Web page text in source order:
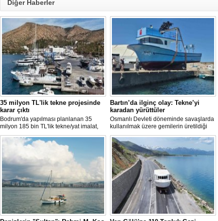
Diğer Haberler
35 milyon TL'lik tekne projesinde
karar çıktı
Bodrum'da yapılması planlanan 35
milyon 185 bin TL'lik tekne/yat imalat,
bakım-onarım ve çekek yeri projesinde
ÇED süreci sonlandırıldı. Bakanlık,
başvuru dosyasının yasal süre
içerisinde yeniden sunulmaması
üzerine süreci kapattı.
Bartın’da ilginç olay: Tekne’yi
karadan yürüttüler
Osmanlı Devleti döneminde savaşlarda
kullanılmak üzere gemilerin üretildiği
Bartın’ın Kurucaşile ilçesinde üretilen 11
metrelik tekne adeta karadan yürütüldü.
Dağları, tepeleri aşan balıkçı teknesi,
evlerin de bulunduğu dar ve virajlı
sokaklarda süren 3 saatlik yolculun
ardından denize kavuştu.